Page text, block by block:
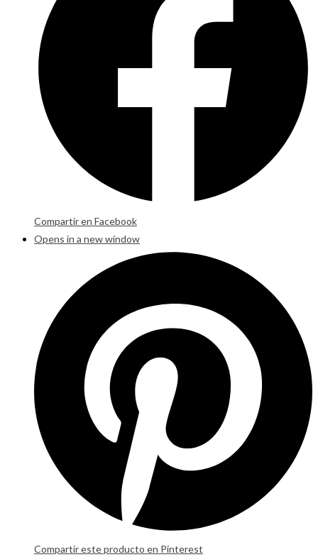
Compartir en Facebook
Opens in a new window
Compartir este producto en Pinterest